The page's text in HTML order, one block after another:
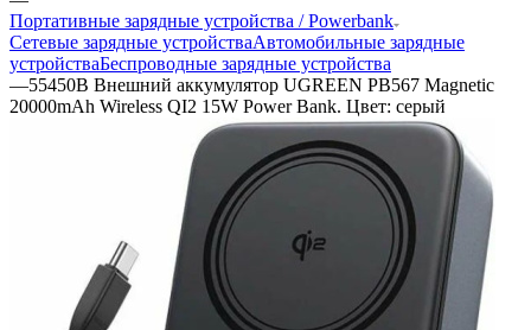
Портативные зарядные устройства / Powerbank
Сетевые зарядные устройстваАвтомобильные зарядные
устройстваБеспроводные зарядные устройства
—55450B Внешний аккумулятор UGREEN PB567 Magnetic
20000mAh Wireless QI2 15W Power Bank. Цвет: серый